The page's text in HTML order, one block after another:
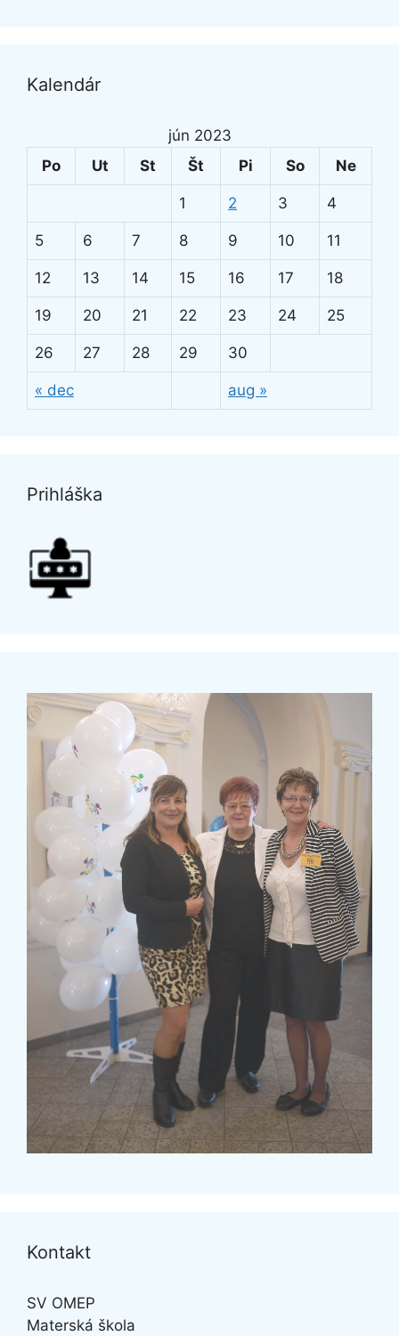
Kalendár
jún 2023
Po
Ut St Št Pi So Ne
« dec aug »
1 2 3 4
5 6 7 8 9 10 11
12 13 14 15 16 17 18
19 20 21 22 23 24 25
26 27 28 29 30
Prihláška
Kontakt
SV OMEP
Materská škola